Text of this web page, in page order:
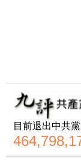
目前退出中共